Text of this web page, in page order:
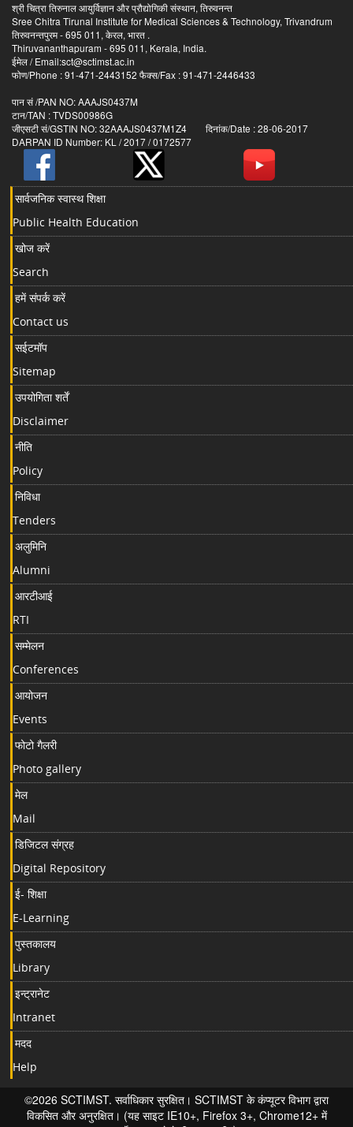
श्री चित्रा तिरुनाल आयुर्विज्ञान और प्रौद्योगिकी संस्थान, तिरुवनन्त
Sree Chitra Tirunal Institute for Medical Sciences & Technology, Trivandrum
तिरुवनन्तपुरम - 695 011, केरल, भारत .
Thiruvananthapuram - 695 011, Kerala, India.
ईमेल / Email:sct@sctimst.ac.in
फोण/Phone : 91-471-2443152 फैक्स/Fax : 91-471-2446433
पान सं /PAN NO: AAAJS0437M
टान/TAN : TVDS00986G
जीएसटी सं/GSTIN NO: 32AAAJS0437M1Z4 दिनांक/Date : 28-06-2017
DARPAN ID Number: KL / 2017 / 0172577
सार्वजनिक स्वास्थ शिक्षा
Public Health Education
खोज करें
Search
हमें संपर्क करें
Contact us
सईटमॉप
Sitemap
उपयोगिता शर्तें
Disclaimer
नीति
Policy
निविधा
Tenders
अलुमिनि
Alumni
आरटीआई
RTI
सम्मेलन
Conferences
आयोजन
Events
फोटो गैलरी
Photo gallery
मेल
Mail
डिजिटल संग्रह
Digital Repository
ई- शिक्षा
E-Learning
पुस्तकालय
Library
इन्ट्रानेट
Intranet
मदद
Help
©2026 SCTIMST. सर्वाधिकार सुरक्षित। SCTIMST के कंप्यूटर विभाग द्वारा
विकसित और अनुरक्षित। (यह साइट IE10+, Firefox 3+, Chrome12+ में